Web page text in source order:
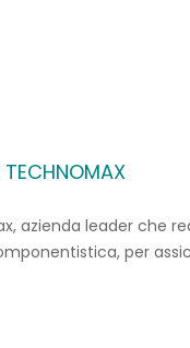
azienda leader che
per